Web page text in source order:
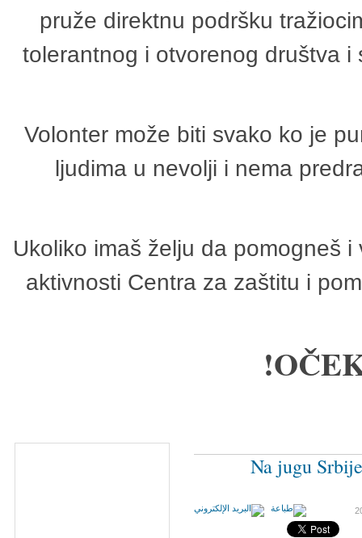
pruže direktnu podršku
tolerantnog i otvorenog društva
Volonter može biti svako ko je
ljudima u nevolji i nema
Ukoliko imaš želju da pomogneš
aktivnosti Centra za zaštitu i
Na jugu